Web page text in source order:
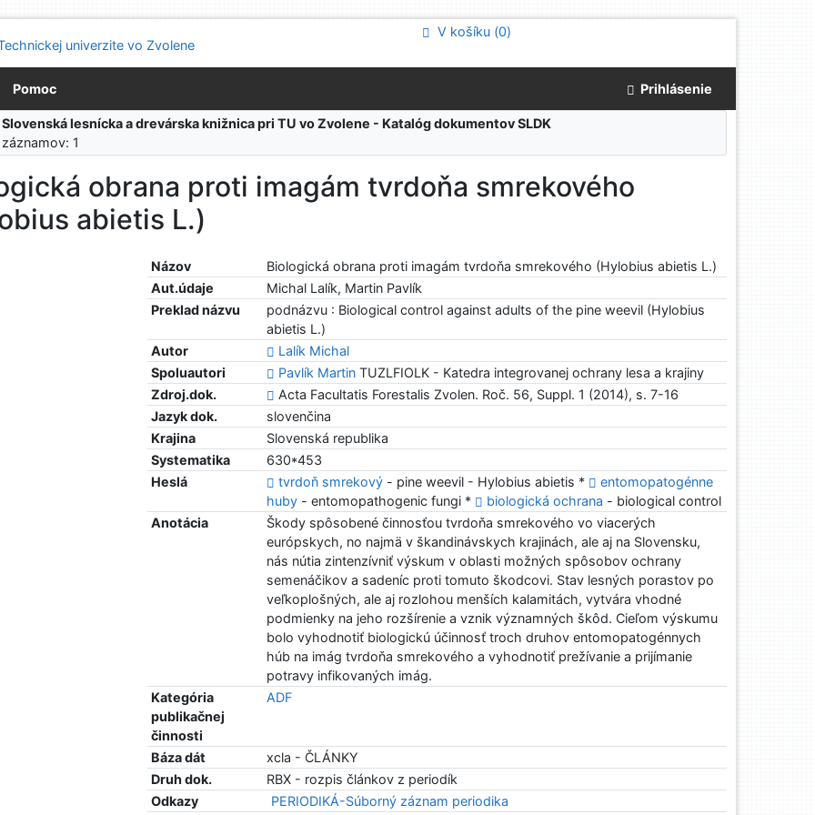
V košíku (0)
Pomoc Prihlásenie
Slovenská lesnícka a drevárska knižnica pri TU vo Zvolene - Katalóg dokumentov SLDK
1
obrana proti imagám tvrdoňa smrekového
abietis L.)
Názov
Biologická obrana proti imagám tvrdoňa smrekového (Hylobius abietis L.)
Aut.údaje
Michal Lalík, Martin Pavlík
Preklad názvu
podnázvu : Biological control against adults of the pine weevil (Hylobius
abietis L.)
Autor
Lalík Michal
Spoluautori
Pavlík Martin TUZLFIOLK - Katedra integrovanej ochrany lesa a krajiny
Zdroj.dok.
Acta Facultatis Forestalis Zvolen. Roč. 56, Suppl. 1 (2014), s. 7-16
Jazyk dok.
slovenčina
Krajina
Slovenská republika
Systematika
630*453
Heslá
tvrdoň smrekový - pine weevil - Hylobius abietis *
entomopatogénne
huby - entomopathogenic fungi * biologická ochrana - biological control
Anotácia
Škody spôsobené činnosťou tvrdoňa smrekového vo viacerých
európskych, no najmä v škandinávskych krajinách, ale aj na Slovensku,
nás nútia zintenzívniť výskum v oblasti možných spôsobov ochrany
semenáčikov a sadeníc proti tomuto škodcovi. Stav lesných porastov po
veľkoplošných, ale aj rozlohou menších kalamitách, vytvára vhodné
podmienky na jeho rozšírenie a vznik významných škôd. Cieľom výskumu
bolo vyhodnotiť biologickú účinnosť troch druhov entomopatogénnych
húb na imág tvrdoňa smrekového a vyhodnotiť prežívanie a prijímanie
potravy infikovaných imág.
Kategória
publikačnej
činnosti
ADF
Báza dát
xcla - ČLÁNKY
Druh dok.
RBX - rozpis článkov z periodík
Odkazy
PERIODIKÁ-Súborný záznam periodika